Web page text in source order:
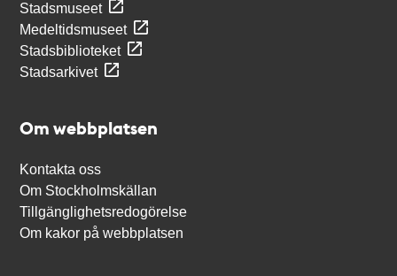
Stadsmuseet
Medeltidsmuseet
Stadsbiblioteket
Stadsarkivet
Om webbplatsen
Kontakta oss
Om Stockholmskällan
Tillgänglighetsredogörelse
Om kakor på webbplatsen